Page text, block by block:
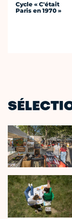
Cycle « C'était
Paris en 1970 »